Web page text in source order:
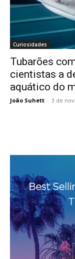
Curiosidades
Tubarões
cientistas a
aquático do
João Suhett - 3 de